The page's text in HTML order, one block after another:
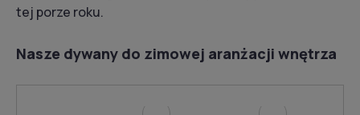
tej porze roku.
Nasze dywany do zimowej aranżacji wnętrza